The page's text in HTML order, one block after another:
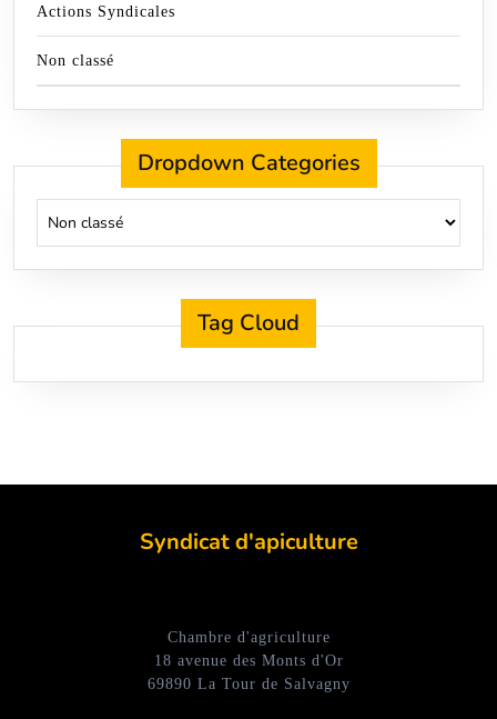
Actions Syndicales
Non classé
Dropdown Categories
Tag Cloud
Syndicat d'apiculture
Chambre d'agriculture
18 avenue des Monts d'Or
69890 La Tour de Salvagny